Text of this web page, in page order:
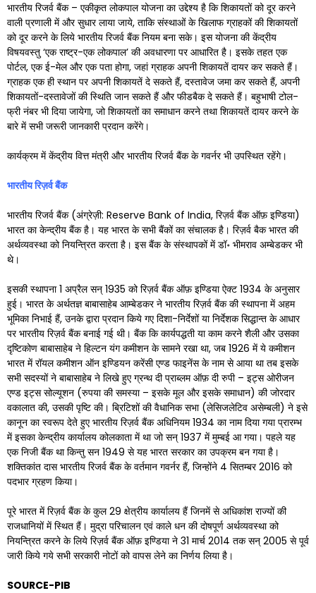
भारतीय रिजर्व बैंक – एकीकृत लोकपाल योजना का उद्देश्य है कि शिकायतों को दूर करने
वाली प्रणाली में और सुधार लाया जाये, ताकि संस्थाओं के खिलाफ ग्राहकों की शिकायतों
को दूर करने के लिये भारतीय रिजर्व बैंक नियम बना सके। इस योजना की केंद्रीय
विषयवस्तु ‘एक राष्ट्र-एक लोकपाल’ की अवधारणा पर आधारित है। इसके तहत एक
पोर्टल, एक ई-मेल और एक पता होगा, जहां ग्राहक अपनी शिकायतें दायर कर सकते हैं।
ग्राहक एक ही स्थान पर अपनी शिकायतें दे सकते हैं, दस्तावेज जमा कर सकते हैं, अपनी
शिकायतों-दस्तावेजों की स्थिति जान सकते हैं और फीडबैक दे सकते हैं। बहुभाषी टोल-
फ्री नंबर भी दिया जायेगा, जो शिकायतों का समाधान करने तथा शिकायतें दायर करने के
बारे में सभी जरूरी जानकारी प्रदान करेंगे।
कार्यक्रम में केंद्रीय वित्त मंत्री और भारतीय रिजर्व बैंक के गवर्नर भी उपस्थित रहेंगे।
भारतीय रिज़र्व बैंक
भारतीय रिजर्व बैंक (अंग्रेज़ी: Reserve Bank of India, रिज़र्व बैंक ऑफ़ इण्डिया)
भारत का केन्द्रीय बैंक है। यह भारत के सभी बैंकों का संचालक है। रिज़र्व बैक भारत की
अर्थव्यवस्था को नियन्त्रित करता है। इस बैंक के संस्थापकों में डॉ॰ भीमराव अम्बेडकर भी
थे।
इसकी स्थापना 1 अप्रैल सन् 1935 को रिज़र्व बैंक ऑफ़ इण्डिया ऐक्ट 1934 के अनुसार
हुई। भारत के अर्थतज्ञ बाबासाहेब आम्बेडकर ने भारतीय रिज़र्व बैंक की स्थापना में अहम
भूमिका निभाई हैं, उनके द्वारा प्रदान किये गए दिशा-निर्देशों या निर्देशक सिद्धान्त के आधार
पर भारतीय रिज़र्व बैंक बनाई गई थी। बैंक कि कार्यपद्धती या काम करने शैली और उसका
दृष्टिकोण बाबासाहेब ने हिल्टन यंग कमीशन के सामने रखा था, जब 1926 में ये कमीशन
भारत में रॉयल कमीशन ऑन इण्डियन करेंसी एण्ड फाइनेंस के नाम से आया था तब इसके
सभी सदस्यों ने बाबासाहेब ने लिखे हुए ग्रन्थ दी प्राब्लम ऑफ़ दी रुपी – इट्स ओरीजन
एण्ड इट्स सोल्यूशन (रुपया की समस्या – इसके मूल और इसके समाधान) की जोरदार
वकालात की, उसकी पृष्टि की। ब्रिटिशों की वैधानिक सभा (लेसिजलेटिव असेम्बली) ने इसे
कानून का स्वरूप देते हुए भारतीय रिज़र्व बैंक अधिनियम 1934 का नाम दिया गया प्रारम्भ
में इसका केन्द्रीय कार्यालय कोलकाता में था जो सन् 1937 में मुम्बई आ गया। पहले यह
एक निजी बैंक था किन्तु सन 1949 से यह भारत सरकार का उपक्रम बन गया है।
शक्तिकांत दास भारतीय रिजर्व बैंक के वर्तमान गवर्नर हैं, जिन्होंने 4 सितम्बर 2016 को
पदभार ग्रहण किया।
पूरे भारत में रिज़र्व बैंक के कुल 29 क्षेत्रीय कार्यालय हैं जिनमें से अधिकांश राज्यों की
राजधानियों में स्थित हैं। मुद्रा परिचालन एवं काले धन की दोषपूर्ण अर्थव्यवस्था को
नियन्त्रित करने के लिये रिज़र्व बैंक ऑफ़ इण्डिया ने 31 मार्च 2014 तक सन् 2005 से पूर्व
जारी किये गये सभी सरकारी नोटों को वापस लेने का निर्णय लिया है।
SOURCE-PIB